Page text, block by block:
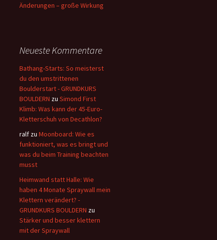
Änderungen – große Wirkung
Neueste Kommentare
Bathang-Starts: So meisterst
du den umstrittenen
Boulderstart - GRUNDKURS
BOULDERN zu Simond First
Klimb: Was kann der 45-Euro-
Kletterschuh von Decathlon?
ralf zu Moonboard: Wie es
funktioniert, was es bringt und
was du beim Training beachten
musst
Heimwand statt Halle: Wie
haben 4 Monate Spraywall mein
Klettern verändert? -
GRUNDKURS BOULDERN zu
Stärker und besser klettern
mit der Spraywall